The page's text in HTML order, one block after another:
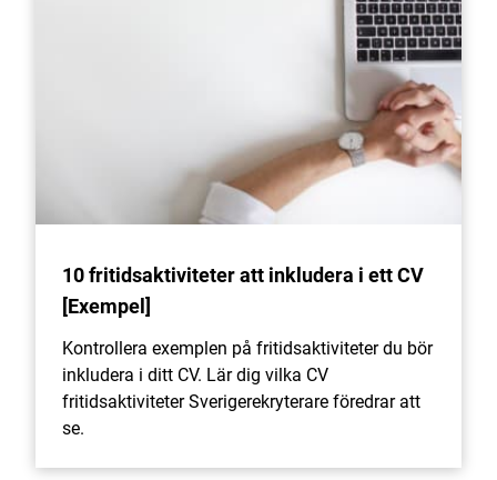
10 fritidsaktiviteter att inkludera i ett CV
[Exempel]
Kontrollera exemplen på fritidsaktiviteter du bör
inkludera i ditt CV. Lär dig vilka CV
fritidsaktiviteter Sverigerekryterare föredrar att
se.